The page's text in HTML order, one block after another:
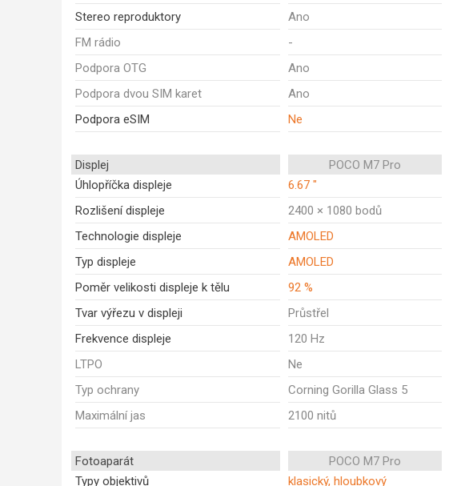
Stereo reproduktory
Ano
FM rádio
-
Podpora OTG
Ano
Podpora dvou SIM karet
Ano
Podpora eSIM
Ne
Displej POCO M7 Pro
Úhlopříčka displeje
6.67 "
Rozlišení displeje
2400 × 1080 bodů
Technologie displeje
AMOLED
Typ displeje
AMOLED
Poměr velikosti displeje k tělu
92 %
Tvar výřezu v displeji
Průstřel
Frekvence displeje
120 Hz
LTPO
Ne
Typ ochrany
Corning Gorilla Glass 5
Maximální jas
2100 nitů
Fotoaparát POCO M7 Pro
Typy objektivů
klasický, hloubkový